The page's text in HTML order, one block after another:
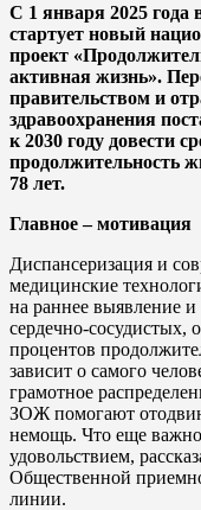
С 1 января 2025 года
стартует новый
проект
активная жизнь».
правительством и
здравоохранения
к 2030 году довести
продолжительность
78 лет.
Главное – мотивация
Диспансеризация и
медицинские
на раннее выявление
сердечно-сосудистых,
процентов
зависит о самого
грамотное
ЗОЖ помогают
немощь. Что еще
удовольствием,
Общественной
линии.